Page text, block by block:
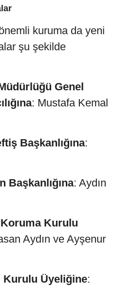
kuruma da yeni
şu şekilde
Genel
: Mustafa Kemal
Başkanlığına:
Başkanlığına: Aydın
Kurulu
Aydın ve Ayşenur
Üyeliğine: